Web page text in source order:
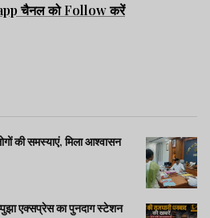
चैनल को Follow करें
की समस्याएं, मिला आश्वासन
एक्सप्रेस का पुनदाग स्टेशन